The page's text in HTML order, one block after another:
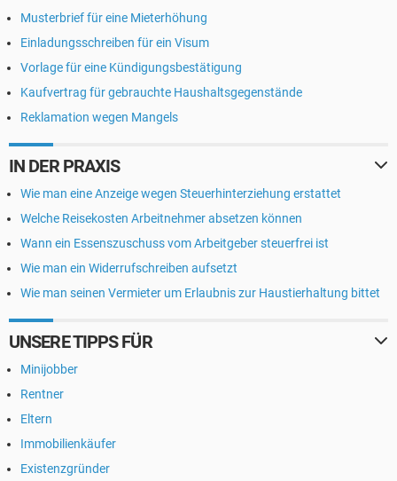
Musterbrief für eine Mieterhöhung
Einladungsschreiben für ein Visum
Vorlage für eine Kündigungsbestätigung
Kaufvertrag für gebrauchte Haushaltsgegenstände
Reklamation wegen Mangels
IN DER PRAXIS
Wie man eine Anzeige wegen Steuerhinterziehung erstattet
Welche Reisekosten Arbeitnehmer absetzen können
Wann ein Essenszuschuss vom Arbeitgeber steuerfrei ist
Wie man ein Widerrufschreiben aufsetzt
Wie man seinen Vermieter um Erlaubnis zur Haustierhaltung bittet
UNSERE TIPPS FÜR
Minijobber
Rentner
Eltern
Immobilienkäufer
Existenzgründer